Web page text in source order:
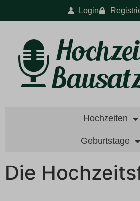
Login
Hochzeiten
Geburtstage
Die